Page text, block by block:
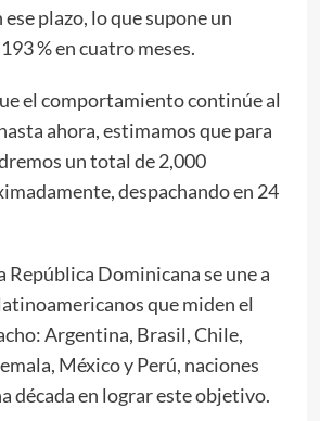
plazo, lo que supone un
% en cuatro meses.
el comportamiento continúe al
ahora, estimamos que para
un total de 2,000
despachando en 24
República Dominicana se une a
que miden el
Argentina, Brasil, Chile,
México y Perú, naciones
década en lograr este objetivo.